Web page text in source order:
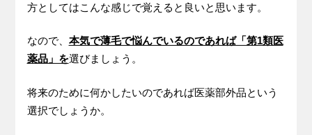
方としてはこんな感じで覚えると良いと思います。
なので、 本気で薄毛で悩んでいるのであれば「第1類医
薬品」を選びましょう。
将来のために何かしたいのであれば医薬部外品という
選択でしょうか。